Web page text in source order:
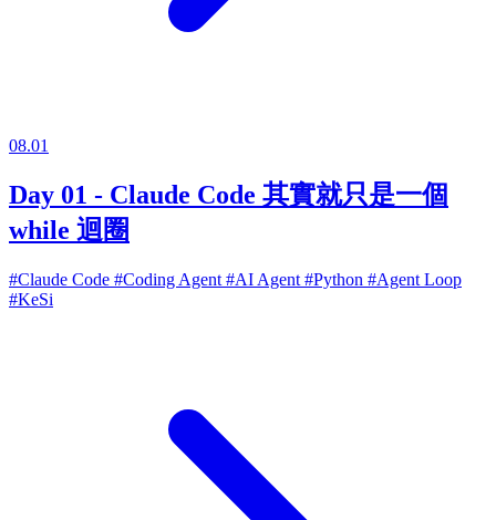
08.01
Day 01 - Claude Code 其實就只是一個
while 迴圈
#Claude Code #Coding Agent #AI Agent #Python #Agent Loop
#KeSi